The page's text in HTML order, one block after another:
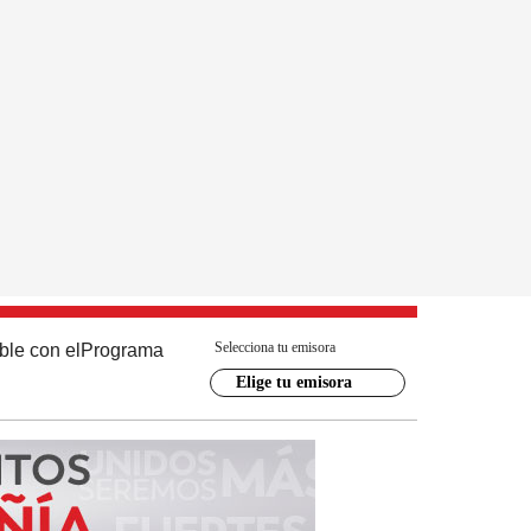
con el Programa Selecciona tu emisora
Elige tu emisora